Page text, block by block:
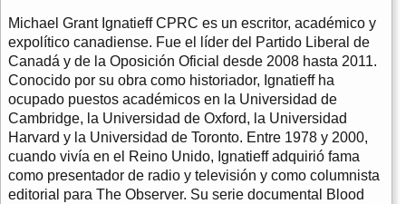
Michael Grant Ignatieff CPRC es un escritor, académico y
expolítico canadiense. Fue el líder del Partido Liberal de
Canadá y de la Oposición Oficial desde 2008 hasta 2011.
Conocido por su obra como historiador, Ignatieff ha
ocupado puestos académicos en la Universidad de
Cambridge, la Universidad de Oxford, la Universidad
Harvard y la Universidad de Toronto. Entre 1978 y 2000,
cuando vivía en el Reino Unido, Ignatieff adquirió fama
como presentador de radio y televisión y como columnista
editorial para The Observer. Su serie documental Blood